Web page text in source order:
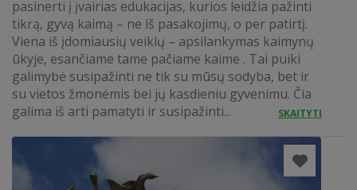
pasinerti į įvairias edukacijas, kurios leidžia pažinti
tikrą, gyvą kaimą – ne iš pasakojimų, o per patirtį.
Viena iš įdomiausių veiklų – apsilankymas kaimynų
ūkyje, esančiame tame pačiame kaime . Tai puiki
galimybė susipažinti ne tik su mūsų sodyba, bet ir
su vietos žmonėmis bei jų kasdieniu gyvenimu. Čia
galima iš arti pamatyti ir susipažinti...
SKAITYTI